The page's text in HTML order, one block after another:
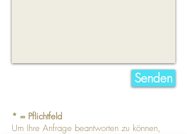
Senden
* = Pflichtfeld
Um Ihre Anfrage beantworten zu können,